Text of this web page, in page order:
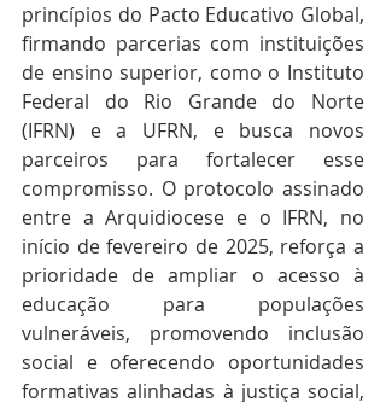
princípios do Pacto Educativo Global,
firmando parcerias com instituições
de ensino superior, como o Instituto
Federal do Rio Grande do Norte
(IFRN) e a UFRN, e busca novos
parceiros para fortalecer esse
compromisso. O protocolo assinado
entre a Arquidiocese e o IFRN, no
início de fevereiro de 2025, reforça a
prioridade de ampliar o acesso à
educação para populações
vulneráveis, promovendo inclusão
social e oferecendo oportunidades
formativas alinhadas à justiça social,